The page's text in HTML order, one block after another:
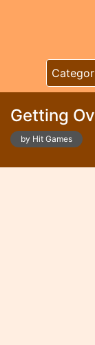
Getting
by Hit Games